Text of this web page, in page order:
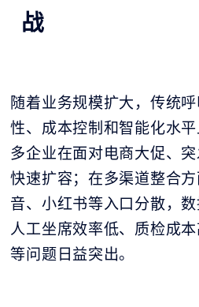
战
随着业务规模扩大，传统
性、成本控制和智能化水
多企业在面对电商大促、
快速扩容；在多渠道整合
音、小红书等入口分散，数
人工坐席效率低、质检成
等问题日益突出。